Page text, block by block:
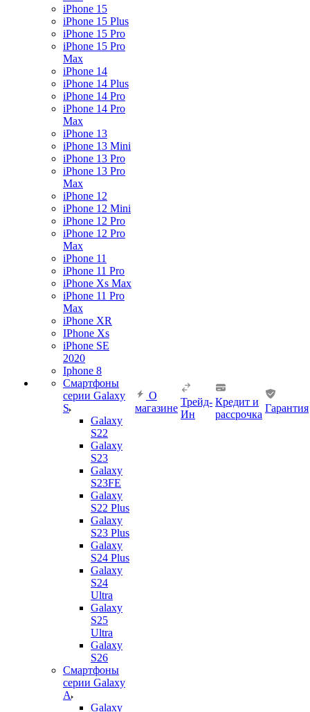
iPhone 15
iPhone 15 Plus
iPhone 15 Pro
iPhone 15 Pro
Max
iPhone 14
iPhone 14 Plus
iPhone 14 Pro
iPhone 14 Pro
Max
iPhone 13
iPhone 13 Mini
iPhone 13 Pro
iPhone 13 Pro
Max
iPhone 12
iPhone 12 Mini
iPhone 12 Pro
iPhone 12 Pro
Max
iPhone 11
iPhone 11 Pro
iPhone Xs Max
iPhone 11 Pro
Max
iPhone XR
IPhone Xs
iPhone SE
2020
Iphone 8
Смартфоны
серии Galaxy
S
Galaxy
S22
Galaxy
S23
Galaxy
S23FE
Galaxy
S22 Plus
Galaxy
S23 Plus
Galaxy
S24 Plus
Galaxy
S24
Ultra
Galaxy
S25
Ultra
Galaxy
S26
Смартфоны
серии Galaxy
A
Galaxy
О
магазине
Трейд-
Ин
Кредит и
рассрочка
Гарантия